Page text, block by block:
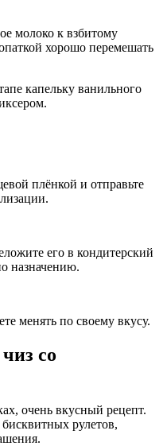
молоко к взбитому
хорошо перемешать
капельку ванильного
плёнкой и отправьте
его в кондитерский
назначению.
менять по своему вкусу.
со
очень вкусный рецепт.
рулетов,